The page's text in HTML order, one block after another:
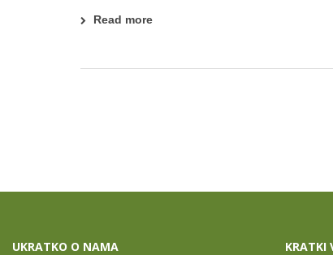
Read more
UKRATKO O NAMA KRATKI